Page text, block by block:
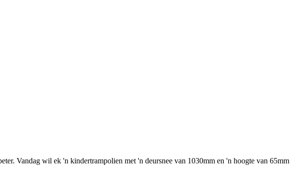
Vandag wil ek 'n kindertrampolien met 'n deursnee van 1030mm en 'n hoogte van 65mm